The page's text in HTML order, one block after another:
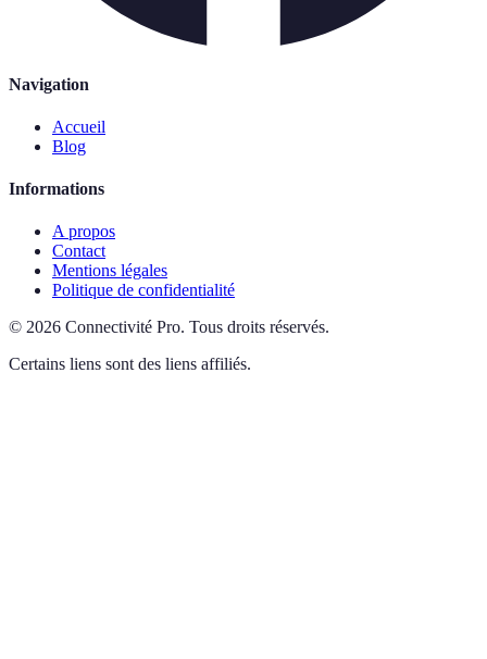
Navigation
Accueil
Blog
Informations
A propos
Contact
Mentions légales
Politique de confidentialité
© 2026 Connectivité Pro. Tous droits réservés.
Certains liens sont des liens affiliés.